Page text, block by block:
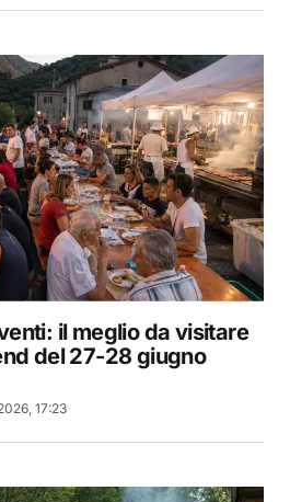
il meglio da visitare
del 27-28 giugno
17:23